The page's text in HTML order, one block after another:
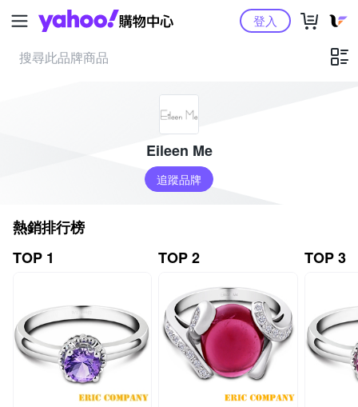
Yahoo購物中心登入
Eileen Me
追蹤品牌
熱銷排行榜
TOP 1
TOP 2 TOP 3